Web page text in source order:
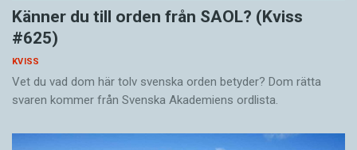
Känner du till orden från SAOL? (Kviss
#625)
KVISS
Vet du vad dom här tolv svenska orden betyder? Dom rätta
svaren kommer från Svenska Akademiens ordlista.